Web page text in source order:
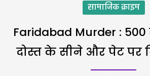
सामाजिक क्राइम
Faridabad Murder :
दोस्त के सीने और पेट पर